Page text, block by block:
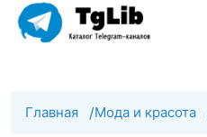
Главная /Мода и красота